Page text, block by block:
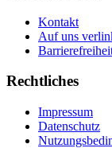
Kontakt
Auf uns
Rechtliches
Impressum
Datenschutz